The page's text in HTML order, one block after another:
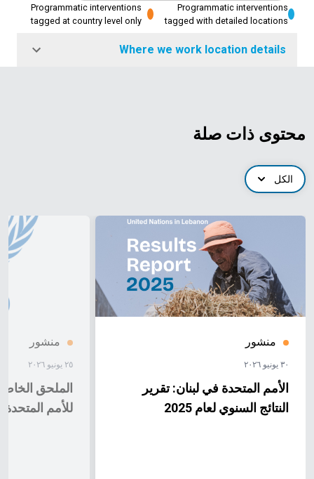
Programmatic interventions
tagged with detailed locations
Programmatic interventions
tagged at country level only
Where we work location details
محتوى ذات صلة
الكل
منشور
٣٠ يونيو ٢٠٢٦
الأمم المتحدة في لبنان: تقرير
النتائج السنوي لعام 2025
منشور
٢٥ يونيو ٢٠٢٦
الملحق الخاص
للأمم المتحدة